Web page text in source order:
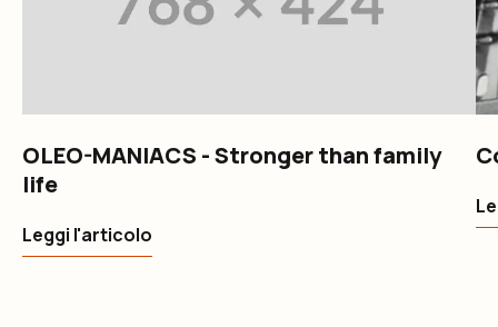
OLEO-MANIACS - Stronger than family
life
Leggi l'articolo